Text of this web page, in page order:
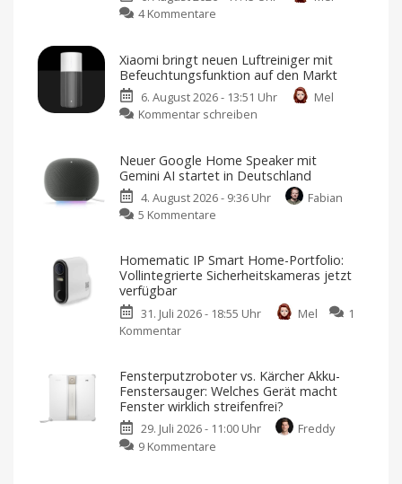
4 Kommentare
Smart-
Home-
Portfolio:
Zwei
für
Garagen,
Tore
mit
Apple
Home
Xiaomi bringt neuen Luftreiniger mit
Befeuchtungsfunktion auf den Markt
6. August 2026 - 13:51 Uhr
Mel
Kommentar schreiben
neuen
Luftreiniger
mit
Markt
Preis
offen
Neuer Google Home Speaker mit
Gemini AI startet in Deutschland
4. August 2026 - 9:36 Uhr
Fabian
5 Kommentare
Home
Speaker
Gemini
in
Deutschland
Ab
sofort
119,99
Euro
Homematic IP Smart Home-Portfolio:
Vollintegrierte Sicherheitskameras jetzt
verfügbar
31. Juli 2026 - 18:55 Uhr Mel
1
Kommentar
Smart
Home-
Portfolio:
Vollintegrierte
Sicherheitskameras
Fensterputzroboter vs. Kärcher Akku-
Fenstersauger: Welches Gerät macht
Fenster wirklich streifenfrei?
29. Juli 2026 - 11:00 Uhr
Freddy
9 Kommentare